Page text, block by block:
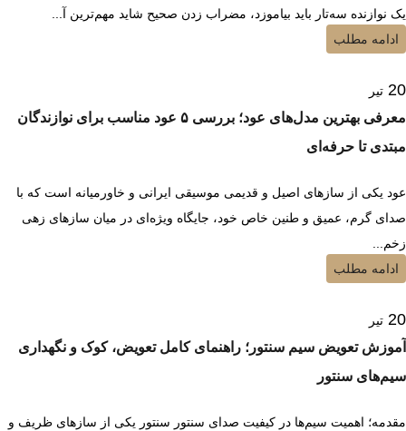
یک نوازنده سه‌تار باید بیاموزد، مضراب زدن صحیح شاید مهم‌ترین آ...
ادامه مطلب
20 تیر
معرفی بهترین مدل‌های عود؛ بررسی ۵ عود مناسب برای نوازندگان
مبتدی تا حرفه‌ای
عود یکی از سازهای اصیل و قدیمی موسیقی ایرانی و خاورمیانه است که با
صدای گرم، عمیق و طنین خاص خود، جایگاه ویژه‌ای در میان سازهای زهی
زخم...
ادامه مطلب
20 تیر
آموزش تعویض سیم سنتور؛ راهنمای کامل تعویض، کوک و نگهداری
سیم‌های سنتور
مقدمه؛ اهمیت سیم‌ها در کیفیت صدای سنتور سنتور یکی از سازهای ظریف و